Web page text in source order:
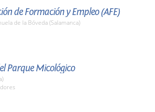
de Formación y Empleo (AFE)
de la Bóveda (Salamanca)
Parque Micológico